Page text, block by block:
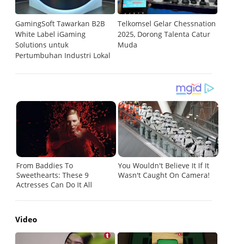
GamingSoft Tawarkan B2B
White Label iGaming
Solutions untuk
Pertumbuhan Industri Lokal
Telkomsel Gelar Chessnation
2025, Dorong Talenta Catur
Muda
Video